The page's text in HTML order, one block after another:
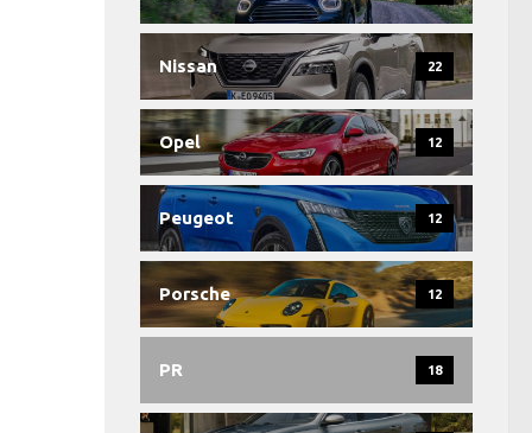
Nissan 22
Opel 12
Peugeot 12
Porsche 12
PR 18